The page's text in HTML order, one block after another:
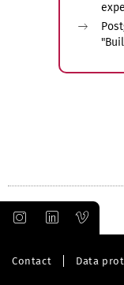
Contact Data